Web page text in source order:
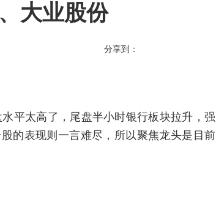
大业股份
分享到：
平太高了，尾盘半小时银行板块拉升，强
的表现则一言难尽，所以聚焦龙头是目前